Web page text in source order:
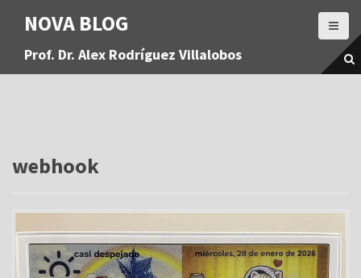
a
NOVA BLOG
Prof. Dr. Alex Rodríguez Villalobos
webhook